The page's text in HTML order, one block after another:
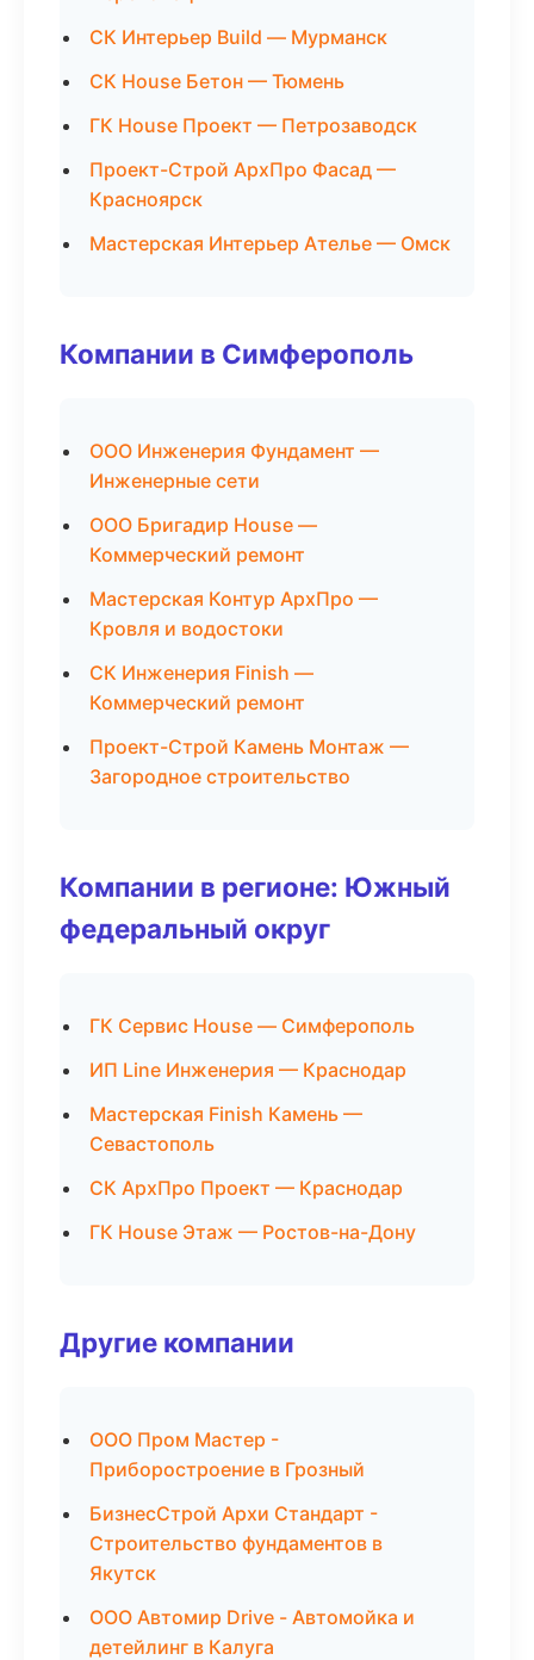
СК Интерьер Build — Мурманск
СК House Бетон — Тюмень
ГК House Проект — Петрозаводск
Проект-Строй АрхПро Фасад —
Красноярск
Мастерская Интерьер Ателье — Омск
Компании в Симферополь
ООО Инженерия Фундамент —
Инженерные сети
ООО Бригадир House —
Коммерческий ремонт
Мастерская Контур АрхПро —
Кровля и водостоки
СК Инженерия Finish —
Коммерческий ремонт
Проект-Строй Камень Монтаж —
Загородное строительство
Компании в регионе: Южный
федеральный округ
ГК Сервис House — Симферополь
ИП Line Инженерия — Краснодар
Мастерская Finish Камень —
Севастополь
СК АрхПро Проект — Краснодар
ГК House Этаж — Ростов-на-Дону
Другие компании
ООО Пром Мастер -
Приборостроение в Грозный
БизнесСтрой Архи Стандарт -
Строительство фундаментов в
Якутск
ООО Автомир Drive - Автомойка и
детейлинг в Калуга